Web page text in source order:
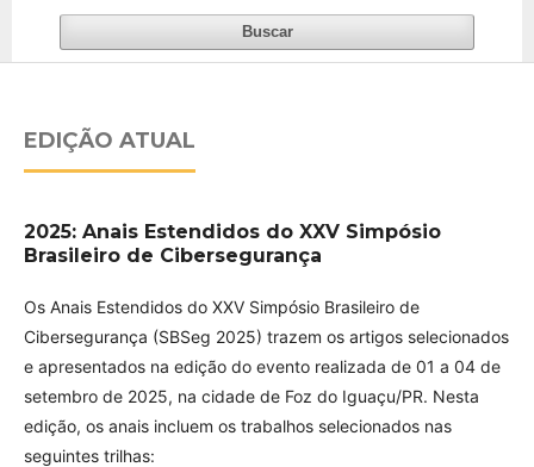
Buscar
EDIÇÃO ATUAL
2025: Anais Estendidos do XXV Simpósio
Brasileiro de Cibersegurança
Os Anais Estendidos do XXV Simpósio Brasileiro de
Cibersegurança (SBSeg 2025) trazem os artigos selecionados
e apresentados na edição do evento realizada de 01 a 04 de
setembro de 2025, na cidade de Foz do Iguaçu/PR. Nesta
edição, os anais incluem os trabalhos selecionados nas
seguintes trilhas: